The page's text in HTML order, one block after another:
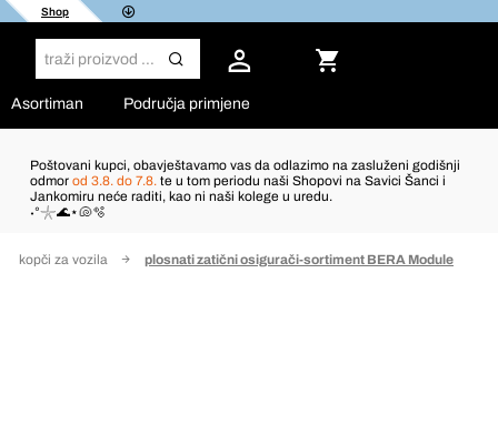
Shop
Asortiman Područja primjene
Poštovani kupci, obavještavamo vas da odlazimo na zasluženi godišnji
odmor od 3.8. do 7.8. te u tom periodu naši Shopovi na Savici Šanci i
Jankomiru neće raditi, kao ni naši kolege u uredu.
˖°𓇼🌊⋆🐚🫧
kopči za vozila plosnati zatični osigurači-sortiment BERA Module